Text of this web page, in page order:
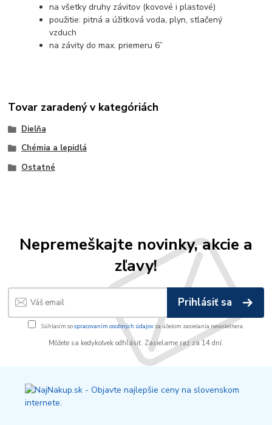
na všetky druhy závitov (kovové i plastové)
použitie: pitná a úžitková voda, plyn, stlačený
vzduch
na závity do max. priemeru 6”
Tovar zaradený v kategóriách
Dielňa
Chémia a lepidlá
Ostatné
Nepremeškajte novinky, akcie a
zľavy!
Prihlásiť sa
Súhlasím sospracovaním osobných údajov za účelom zasielania newslettera.
Môžete sa kedykoľvek odhlásiť. Zasielame raz za 14 dní.